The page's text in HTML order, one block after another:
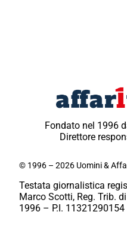
Fondato nel 1996
Direttore
© 1996 – 2026 Uomini &
Testata giornalistica
Marco Scotti, Reg. Trib.
1996 – P.I. 11321290154